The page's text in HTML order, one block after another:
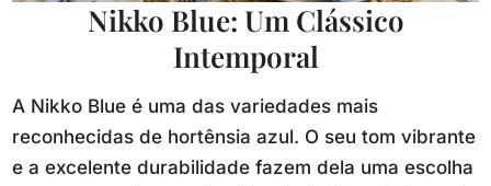
Nikko Blue: Um Clássico
Intemporal
A Nikko Blue é uma das variedades mais
reconhecidas de hortênsia azul. O seu tom vibrante
e a excelente durabilidade fazem dela uma escolha